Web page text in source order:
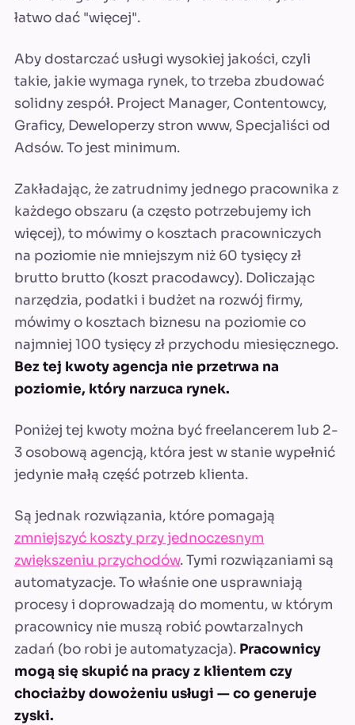
łatwo dać "więcej".
Aby dostarczać usługi wysokiej jakości, czyli
takie, jakie wymaga rynek, to trzeba zbudować
solidny zespół. Project Manager, Contentowcy,
Graficy, Deweloperzy stron www, Specjaliści od
Adsów. To jest minimum.
Zakładając, że zatrudnimy jednego pracownika z
każdego obszaru (a często potrzebujemy ich
więcej), to mówimy o kosztach pracowniczych
na poziomie nie mniejszym niż 60 tysięcy zł
brutto brutto (koszt pracodawcy). Doliczając
narzędzia, podatki i budżet na rozwój firmy,
mówimy o kosztach biznesu na poziomie co
najmniej 100 tysięcy zł przychodu miesięcznego.
Bez tej kwoty agencja nie przetrwa na
poziomie, który narzuca rynek.
Poniżej tej kwoty można być freelancerem lub 2-
3 osobową agencją, która jest w stanie wypełnić
jedynie małą część potrzeb klienta.
Są jednak rozwiązania, które pomagają
zmniejszyć koszty przy jednoczesnym
zwiększeniu przychodów. Tymi rozwiązaniami są
automatyzacje. To właśnie one usprawniają
procesy i doprowadzają do momentu, w którym
pracownicy nie muszą robić powtarzalnych
zadań (bo robi je automatyzacja). Pracownicy
mogą się skupić na pracy z klientem czy
chociażby dowożeniu usługi — co generuje
zyski.